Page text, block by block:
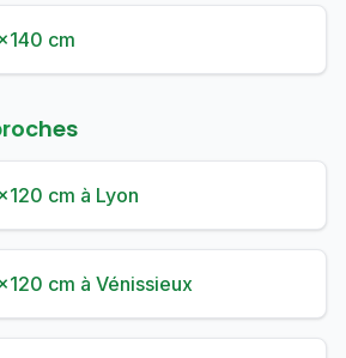
cm
cm à Lyon
cm à Vénissieux